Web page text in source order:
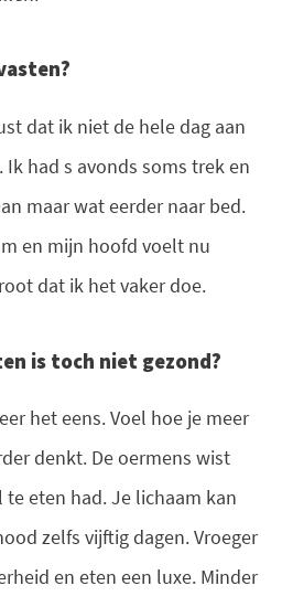
dat ik niet de hele dag aan
had s avonds soms trek en
maar wat eerder naar bed.
en mijn hoofd voelt nu
dat ik het vaker doe.
is toch niet gezond?
het eens. Voel hoe je meer
denkt. De oermens wist
eten had. Je lichaam kan
zelfs vijftig dagen. Vroeger
en eten een luxe. Minder